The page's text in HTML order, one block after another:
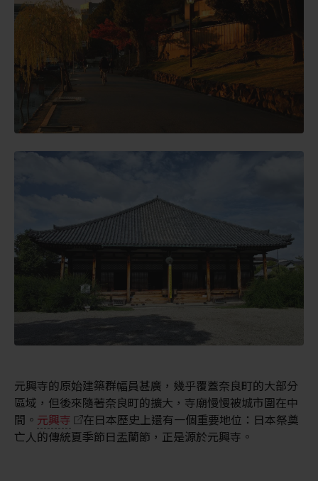
元興寺的原始建築群幅員甚廣，幾乎覆蓋奈良町的大部分
區域，但後來隨著奈良町的擴大，寺廟慢慢被城市圍在中
間。 元興寺
在日本歷史上還有一個重要地位：日本祭奠
亡人的傳統夏季節日盂蘭節，正是源於元興寺。